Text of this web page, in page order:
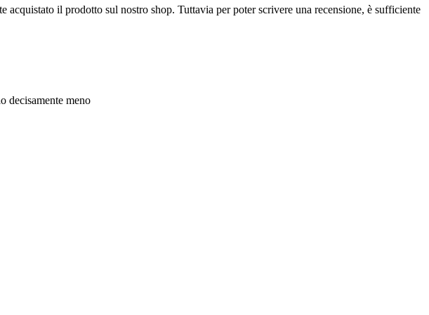
il prodotto sul nostro shop. Tuttavia per poter scrivere una recensione, è sufficiente
decisamente meno